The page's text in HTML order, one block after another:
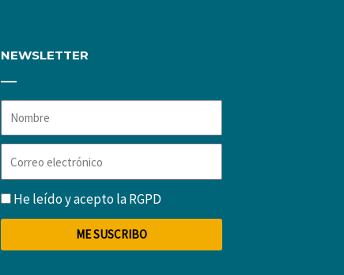
NEWSLETTER
Nombre
Correo
electrónico
RGPDHe leído y acepto laRGPD
ME SUSCRIBO